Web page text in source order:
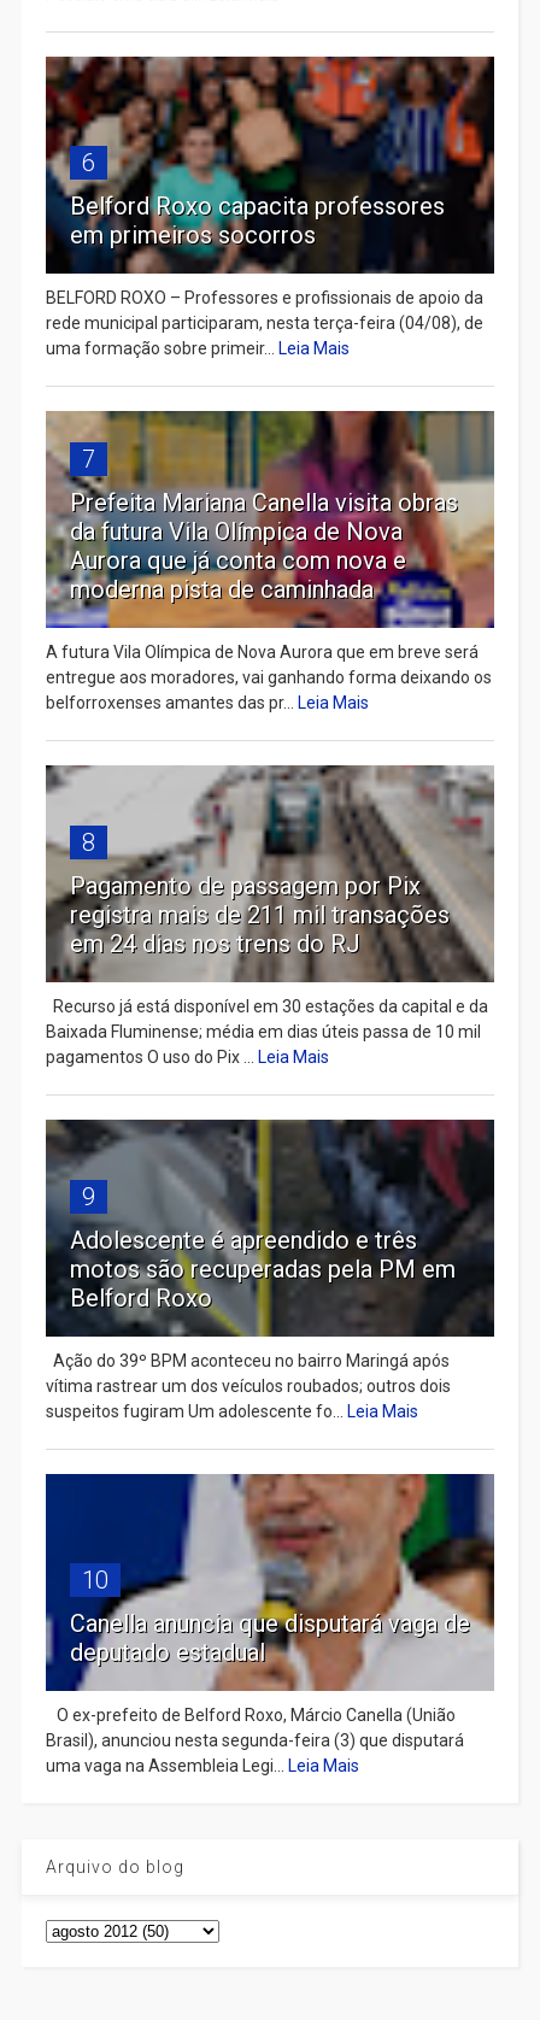
6
Belford Roxo capacita professores
em primeiros socorros
BELFORD ROXO – Professores e profissionais de apoio da
rede municipal participaram, nesta terça-feira (04/08), de
uma formação sobre primeir... Leia Mais
7
Prefeita Mariana Canella visita obras
da futura Vila Olímpica de Nova
Aurora que já conta com nova e
moderna pista de caminhada
A futura Vila Olímpica de Nova Aurora que em breve será
entregue aos moradores, vai ganhando forma deixando os
belforroxenses amantes das pr... Leia Mais
8
Pagamento de passagem por Pix
registra mais de 211 mil transações
em 24 dias nos trens do RJ
Recurso já está disponível em 30 estações da capital e da
Baixada Fluminense; média em dias úteis passa de 10 mil
pagamentos O uso do Pix ... Leia Mais
9
Adolescente é apreendido e três
motos são recuperadas pela PM em
Belford Roxo
Ação do 39º BPM aconteceu no bairro Maringá após
vítima rastrear um dos veículos roubados; outros dois
suspeitos fugiram Um adolescente fo... Leia Mais
10
Canella anuncia que disputará vaga de
deputado estadual
​ O ex-prefeito de Belford Roxo, Márcio Canella (União
Brasil), anunciou nesta segunda-feira (3) que disputará
uma vaga na Assembleia Legi... Leia Mais
Arquivo do blog